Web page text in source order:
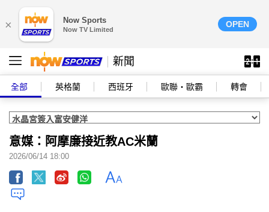
× Now Sports
Now TV Limited
OPEN
新聞
全部 英格蘭 西班牙 歐聯‧歐霸 轉會
意媒：阿摩廉接近教AC米蘭
2026/06/14 18:00